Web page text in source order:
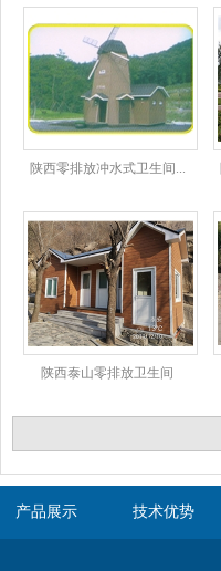
陕西零排放冲水式卫生间...
陕西泰山零排放卫生间
产品展示 技术优势